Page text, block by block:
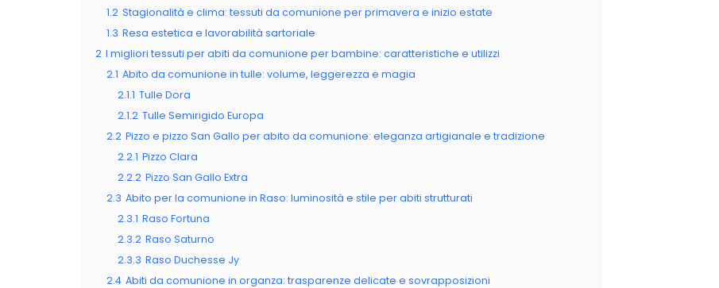
1.2 Stagionalità e clima: tessuti da comunione per primavera e inizio estate
1.3 Resa estetica e lavorabilità sartoriale
2 I migliori tessuti per abiti da comunione per bambine: caratteristiche e utilizzi
2.1 Abito da comunione in tulle: volume, leggerezza e magia
2.1.1 Tulle Dora
2.1.2 Tulle Semirigido Europa
2.2 Pizzo e pizzo San Gallo per abito da comunione: eleganza artigianale e tradizione
2.2.1 Pizzo Clara
2.2.2 Pizzo San Gallo Extra
2.3 Abito per la comunione in Raso: luminosità e stile per abiti strutturati
2.3.1 Raso Fortuna
2.3.2 Raso Saturno
2.3.3 Raso Duchesse Jy
2.4 Abiti da comunione in organza: trasparenze delicate e sovrapposizioni